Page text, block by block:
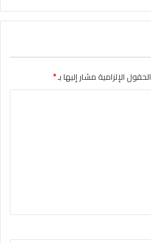
الحقول الإلزامية مشار إليها بـ*